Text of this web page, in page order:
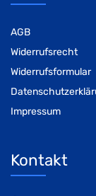
AGB
Widerrufsrecht
Widerrufsformular
Impressum
Kontakt